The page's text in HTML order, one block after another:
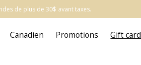
de plus de 30$ avant taxes.
Canadien Promotions Gift